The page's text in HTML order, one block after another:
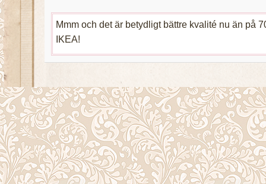
Mmm och det är betydligt bättre kvalité nu än på
IKEA!